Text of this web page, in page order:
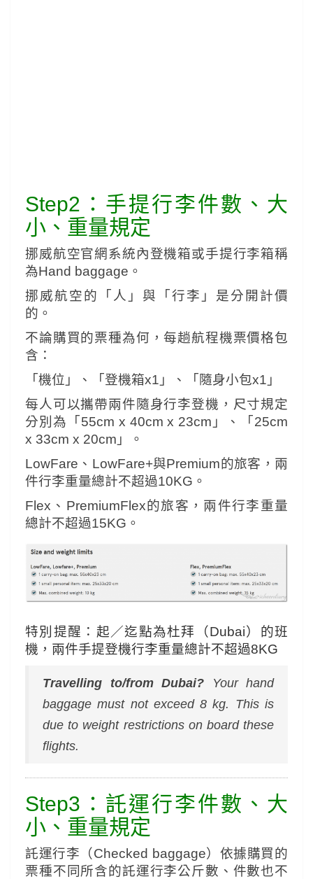
Step2：手提行李件數、大
小、重量規定
挪威航空官網系統內登機箱或手提行李箱稱
為Hand baggage。
挪威航空的「人」與「行李」是分開計價
的。
不論購買的票種為何，每趟航程機票價格包
含：
「機位」、「登機箱x1」、「隨身小包x1」
每人可以攜帶兩件隨身行李登機，尺寸規定
分別為「55cm x 40cm x 23cm」、「25cm
x 33cm x 20cm」。
LowFare、LowFare+與Premium的旅客，兩
件行李重量總計不超過10KG。
Flex、PremiumFlex的旅客，兩件行李重量
總計不超過15KG。
特別提醒：起／迄點為杜拜（Dubai）的班
機，兩件手提登機行李重量總計不超過8KG
Travelling to/from Dubai? Your hand
baggage must not exceed 8 kg. This is
due to weight restrictions on board these
flights.
Step3：託運行李件數、大
小、重量規定
託運行李（Checked baggage）依據購買的
票種不同所含的託運行李公斤數、件數也不